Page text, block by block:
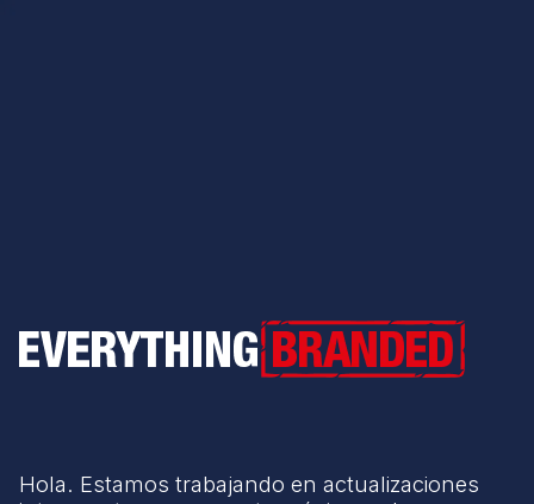
Everything Branded
Hola. Estamos trabajando en actualizaciones